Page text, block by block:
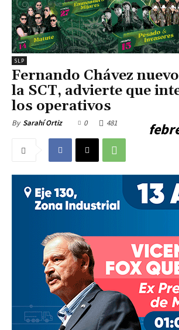
SLP
Fernando Chávez
la SCT, advierte que
los operativos
By Sarahí Ortiz 0 481